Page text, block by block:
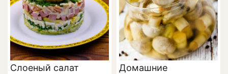
Слоеный салат
Домашние